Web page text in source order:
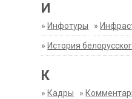
И
» Инфотуры »
» История
К
» Кадры »